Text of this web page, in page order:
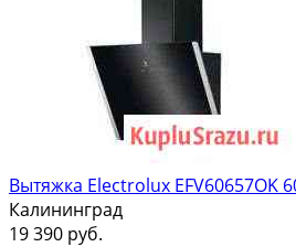
Вытяжка Electrolux EFV60657OK
Калининград
19 390 руб.